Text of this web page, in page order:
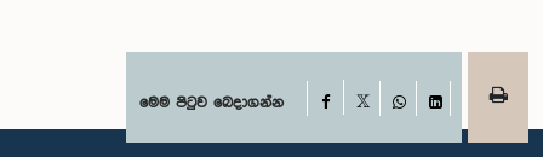
මෙම පිටුව බෙදාගන්න Facebook
WhatsAppLinkedIn